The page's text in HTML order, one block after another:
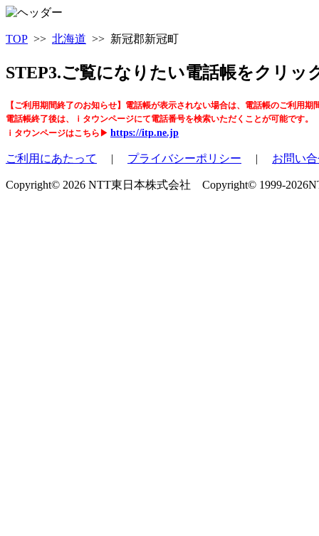
TOP >> 北海道 >> 新冠郡新冠町
STEP3.ご覧になりたい電話帳をクリッ
【ご利用期間終了のお知らせ】電話帳が表示されない場合は、電話帳のご利用期
電話帳終了後は、ｉタウンページにて電話番号を検索いただくことが可能です。
ｉタウンページはこちら▶ https://itp.ne.jp
ご利用にあたって | プライバシーポリシー | お問い
Copyright© 2026 NTT東日本株式会社 Copyright© 1999-